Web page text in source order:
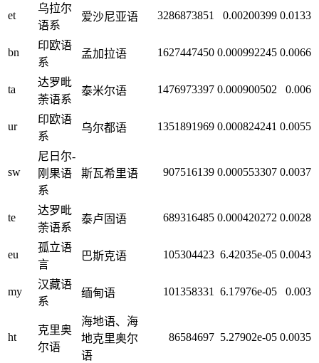
et
乌拉尔
语系
爱沙尼亚语 3286873851 0.00200399 0.0133
bn
印欧语
系
孟加拉语 1627447450 0.000992245 0.0066
ta
达罗毗
荼语系
泰米尔语 1476973397 0.000900502 0.006
ur
印欧语
系
乌尔都语 1351891969 0.000824241 0.0055
sw
尼日尔-
刚果语
系
斯瓦希里语 907516139 0.000553307 0.0037
te
达罗毗
荼语系
泰卢固语 689316485 0.000420272 0.0028
eu
孤立语
言
巴斯克语 105304423 6.42035e-05 0.0043
my
汉藏语
系
缅甸语 101358331 6.17976e-05 0.003
ht
克里奥
尔语
海地语、海
地克里奥尔
语
86584697 5.27902e-05 0.0035